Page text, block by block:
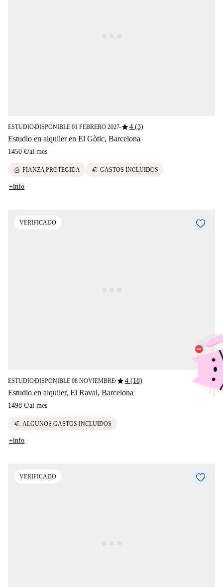
ESTUDIO■DISPONIBLE 01 FEBRERO 2027■star4 (3)
Estudio en alquiler en El Gòtic, Barcelona
1450 €/al mes
lock FIANZA PROTEGIDA euro GASTOS INCLUIDOS
+info
VERIFICADO
ESTUDIO■DISPONIBLE 08 NOVIEMBRE■star4 (18)
Estudio en alquiler, El Raval, Barcelona
1498 €/al mes
euro ALGUNOS GASTOS INCLUIDOS
+info
VERIFICADO